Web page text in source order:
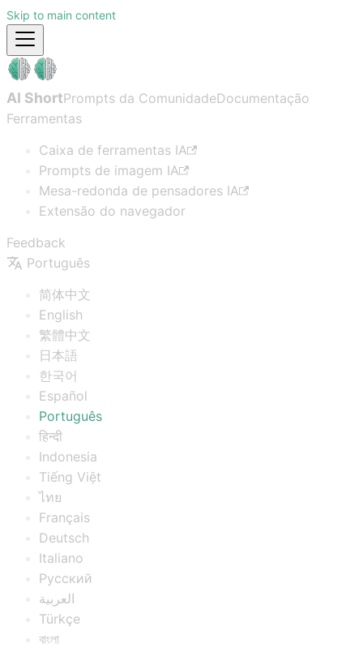
Skip to main content
AI ShortPrompts da ComunidadeDocumentação
Ferramentas
Caixa de ferramentas IA
Prompts de imagem IA
Mesa-redonda de pensadores IA
Extensão do navegador
Feedback
Português
简体中文
English
繁體中文
日本語
한국어
Español
Português
हिन्दी
Indonesia
Tiếng Việt
ไทย
Français
Deutsch
Italiano
Русский
العربية
Türkçe
বাংলা